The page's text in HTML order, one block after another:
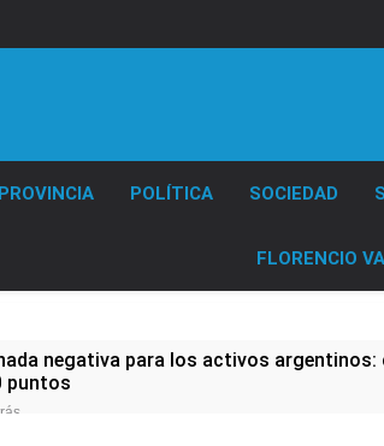
PROVINCIA POLÍTICA SOCIEDAD
FLORENCIO
negativa para los activos
puntos